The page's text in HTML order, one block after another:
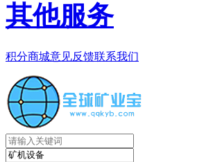
其他服务
积分商城意见反馈联系我们